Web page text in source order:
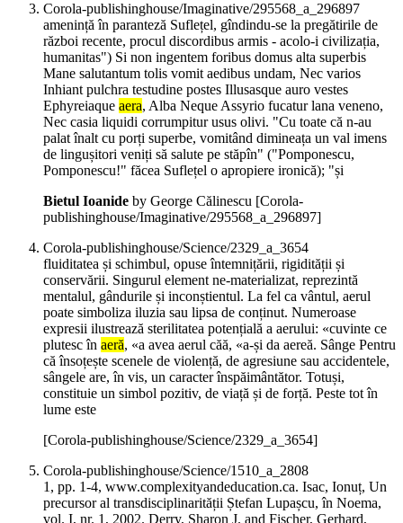
Corola-publishinghouse/Imaginative/295568_a_296897
amenință în paranteză Suflețel, gîndindu-se la pregătirile de
război recente, procul discordibus armis - acolo-i civilizația,
humanitas") Si non ingentem foribus domus alta superbis
Mane salutantum tolis vomit aedibus undam, Nec varios
Inhiant pulchra testudine postes Illusasque auro vestes
Ephyreiaque aera, Alba Neque Assyrio fucatur lana veneno,
Nec casia liquidi corrumpitur usus olivi. "Cu toate că n-au
palat înalt cu porți superbe, vomitând dimineața un val imens
de lingușitori veniți să salute pe stăpîn" ("Pomponescu,
Pomponescu!" făcea Suflețel o apropiere ironică); "și
Bietul Ioanide by George Călinescu [Corola-
publishinghouse/Imaginative/295568_a_296897]
Corola-publishinghouse/Science/2329_a_3654
fluiditatea și schimbul, opuse întemnițării, rigidității și
conservării. Singurul element ne-materializat, reprezintă
mentalul, gândurile și inconștientul. La fel ca vântul, aerul
poate simboliza iluzia sau lipsa de conținut. Numeroase
expresii ilustrează sterilitatea potențială a aerului: «cuvinte ce
plutesc în aeră, «a avea aerul căă, «a-și da aereă. Sânge Pentru
că însoțește scenele de violență, de agresiune sau accidentele,
sângele are, în vis, un caracter înspăimântător. Totuși,
constituie un simbol pozitiv, de viață și de forță. Peste tot în
lume este
[Corola-publishinghouse/Science/2329_a_3654]
Corola-publishinghouse/Science/1510_a_2808
1, pp. 1-4, www.complexityandeducation.ca. Isac, Ionuț, Un
precursor al transdisciplinarității Ștefan Lupașcu, în Noema,
vol. I, nr. 1, 2002. Derry, Sharon J. and Fischer, Gerhard,